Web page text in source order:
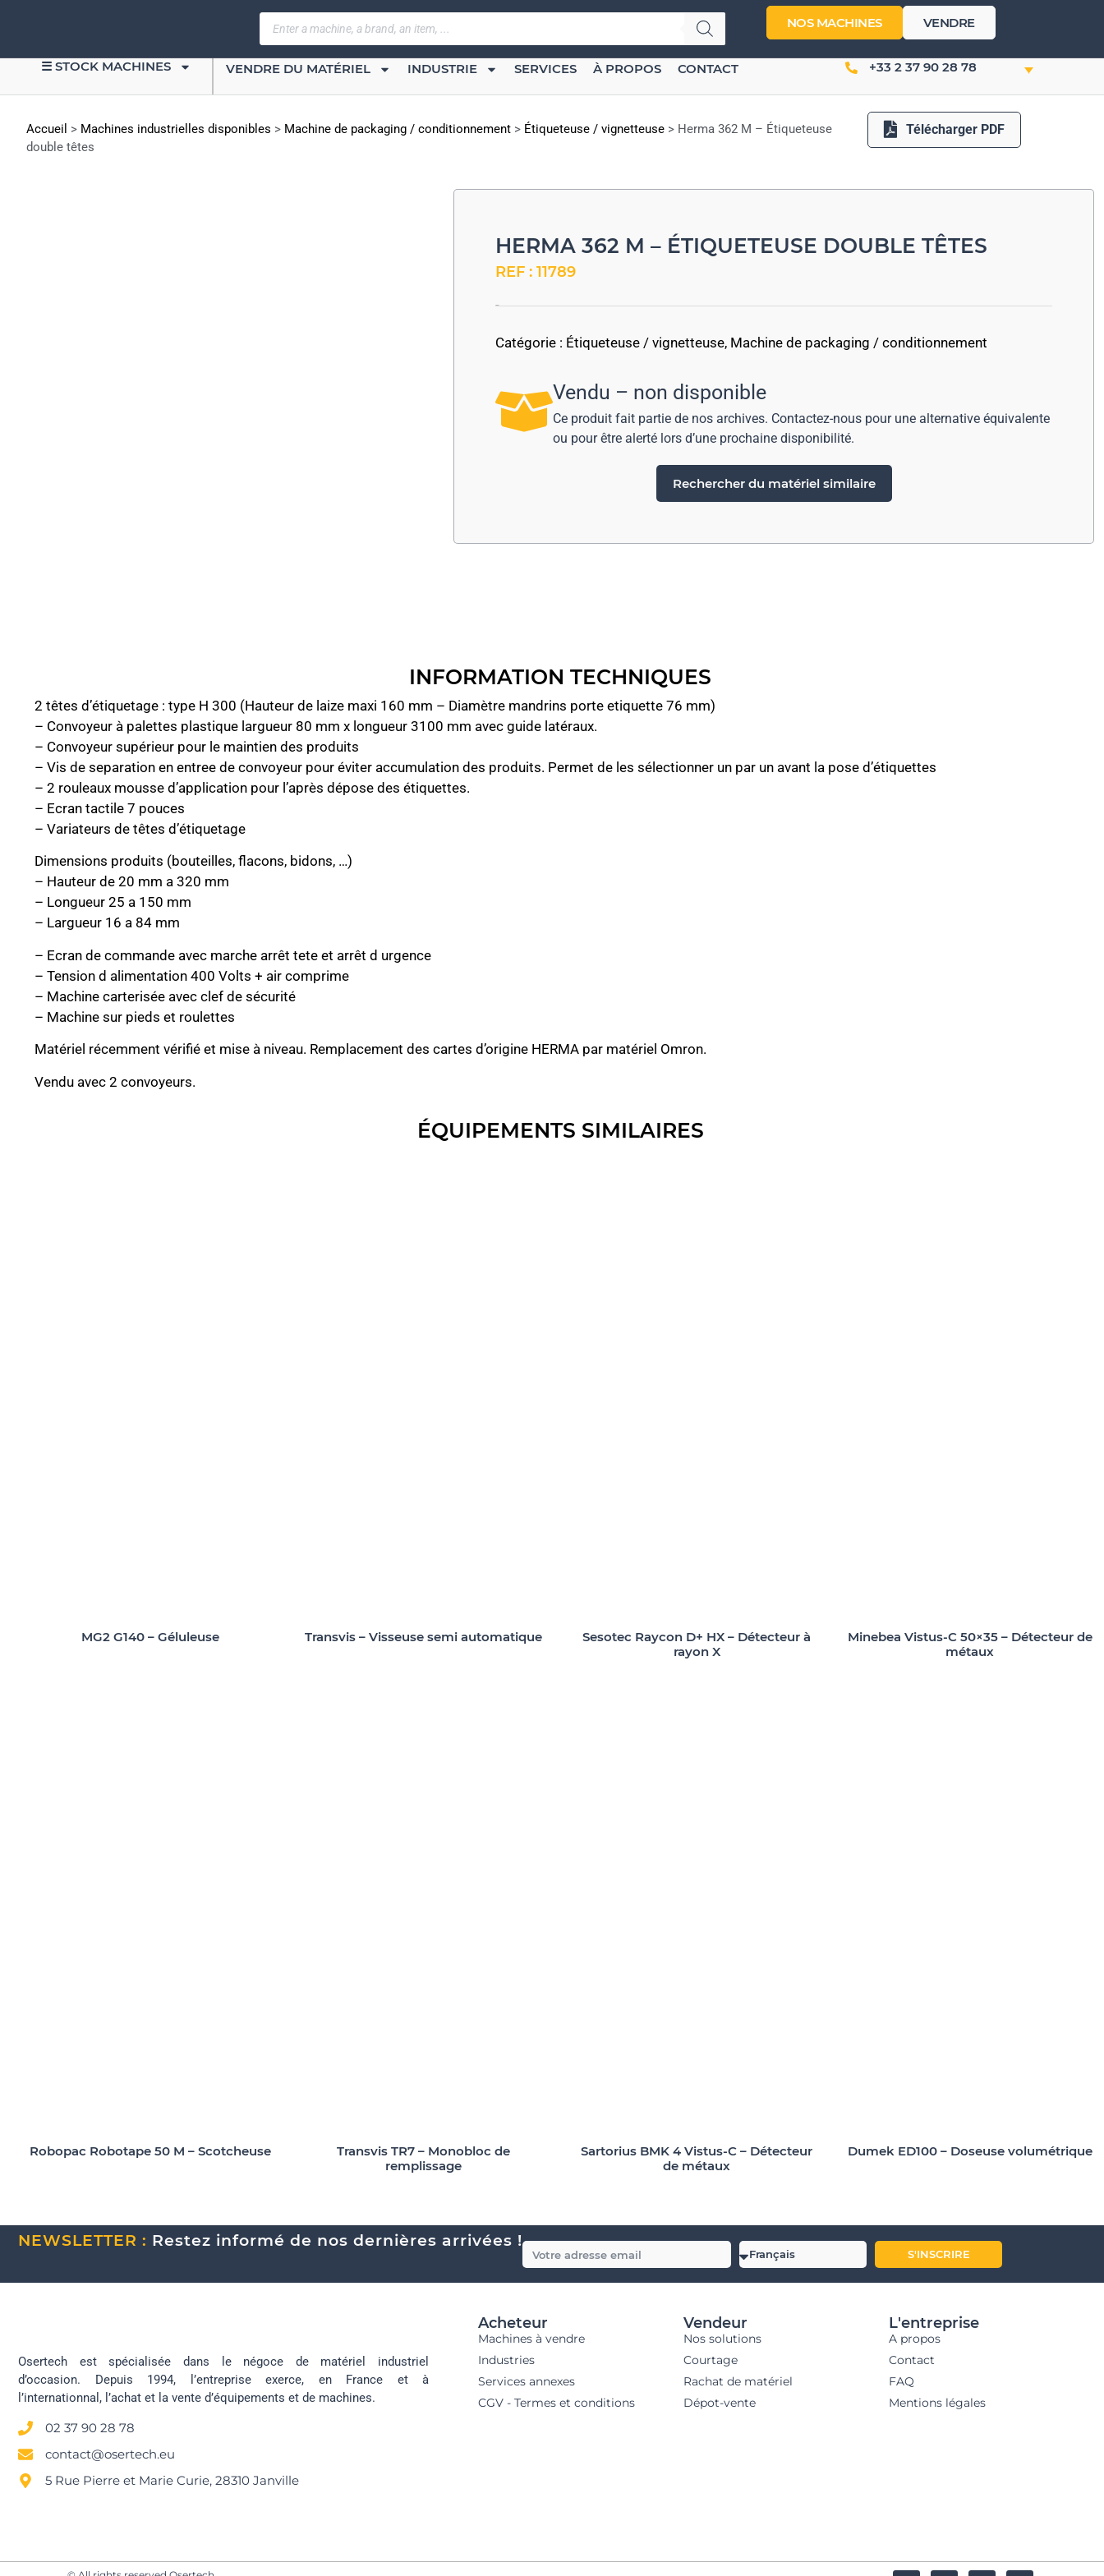
NOS MACHINES VENDRE
☰ STOCK MACHINES VENDRE DU MATÉRIEL INDUSTRIE SERVICES À PROPOS CONTACT +33 2 37 90 28 78
Accueil > Machines industrielles disponibles > Machine de packaging / conditionnement > Étiqueteuse / vignetteuse > Herma 362 M – Étiqueteuse
double têtes
Télécharger PDF
HERMA 362 M – ÉTIQUETEUSE DOUBLE TÊTES
REF : 11789
-
Catégorie : Étiqueteuse / vignetteuse, Machine de packaging / conditionnement
Vendu – non disponible
Ce produit fait partie de nos archives. Contactez-nous pour une alternative équivalente
ou pour être alerté lors d’une prochaine disponibilité.
Rechercher du matériel similaire
INFORMATION TECHNIQUES
2 têtes d’étiquetage : type H 300 (Hauteur de laize maxi 160 mm – Diamètre mandrins porte etiquette 76 mm)
– Convoyeur à palettes plastique largueur 80 mm x longueur 3100 mm avec guide latéraux.
– Convoyeur supérieur pour le maintien des produits
– Vis de separation en entree de convoyeur pour éviter accumulation des produits. Permet de les sélectionner un par un avant la pose d’étiquettes
– 2 rouleaux mousse d’application pour l’après dépose des étiquettes.
– Ecran tactile 7 pouces
– Variateurs de têtes d’étiquetage
Dimensions produits (bouteilles, flacons, bidons, …)
– Hauteur de 20 mm a 320 mm
– Longueur 25 a 150 mm
– Largueur 16 a 84 mm
– Ecran de commande avec marche arrêt tete et arrêt d urgence
– Tension d alimentation 400 Volts + air comprime
– Machine carterisée avec clef de sécurité
– Machine sur pieds et roulettes
Matériel récemment vérifié et mise à niveau. Remplacement des cartes d’origine HERMA par matériel Omron.
Vendu avec 2 convoyeurs.
ÉQUIPEMENTS SIMILAIRES
MG2 G140 – Géluleuse Transvis – Visseuse semi automatique
Sesotec Raycon D+ HX – Détecteur à
rayon X
Minebea Vistus-C 50×35 – Détecteur de
métaux
Robopac Robotape 50 M – Scotcheuse
Transvis TR7 – Monobloc de
remplissage
Sartorius BMK 4 Vistus-C – Détecteur
de métaux
Dumek ED100 – Doseuse volumétrique
NEWSLETTER : Restez informé de nos dernières arrivées !
S'INSCRIRE
Osertech est spécialisée dans le négoce de matériel industriel
d’occasion. Depuis 1994, l’entreprise exerce, en France et à
l’internationnal, l’achat et la vente d’équipements et de machines.
02 37 90 28 78
contact@osertech.eu
5 Rue Pierre et Marie Curie, 28310 Janville
Acheteur
Machines à vendre
Industries
Services annexes
CGV - Termes et conditions
Vendeur
Nos solutions
Courtage
Rachat de matériel
Dépot-vente
L'entreprise
A propos
Contact
FAQ
Mentions légales